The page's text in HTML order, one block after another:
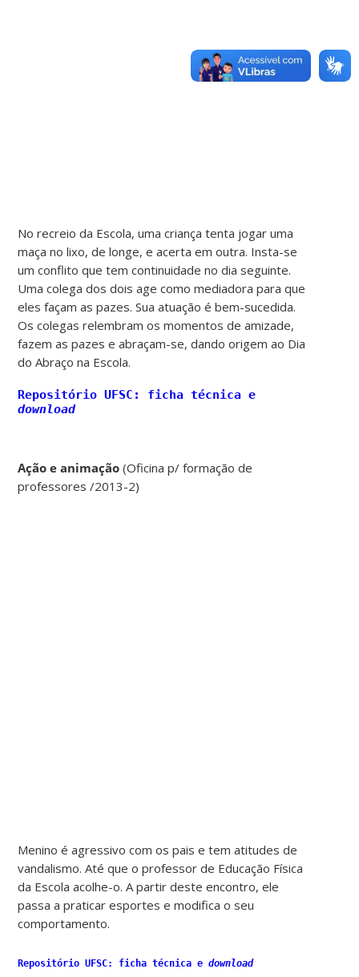
No recreio da Escola, uma criança tenta jogar uma
maça no lixo, de longe, e acerta em outra. Insta-se
um conflito que tem continuidade no dia seguinte.
Uma colega dos dois age como mediadora para que
eles façam as pazes. Sua atuação é bem-sucedida.
Os colegas relembram os momentos de amizade,
fazem as pazes e abraçam-se, dando origem ao Dia
do Abraço na Escola.
Repositório UFSC: ficha técnica e
download
Ação e animação(Oficina p/ formação de
professores /2013-2)
Menino é agressivo com os pais e tem atitudes de
vandalismo. Até que o professor de Educação Física
da Escola acolhe-o. A partir deste encontro, ele
passa a praticar esportes e modifica o seu
comportamento.
Repositório UFSC: ficha técnica edownload